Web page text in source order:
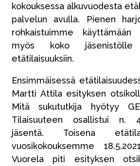
kokouksessa alkuvuodesta
palvelun avulla. Pienen
rohkaistuimme
myös koko jäsenistölle
etätilaisuuksiin.
Ensimmäisessä
Martti Attila esityksen
Mitä sukututkija hyötyy
Tilaisuuteen osallistui n.
jäsentä. Toisena
vuosikokouksemme
Vuorela piti esityksen